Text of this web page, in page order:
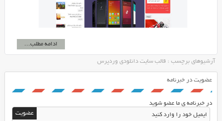
ادامه مطلب...
آرشیوهای برچسب : قالب سایت دانلودی وردپرس
عضویت در خبرنامه
در خبرنامه ی ما عضو شوید